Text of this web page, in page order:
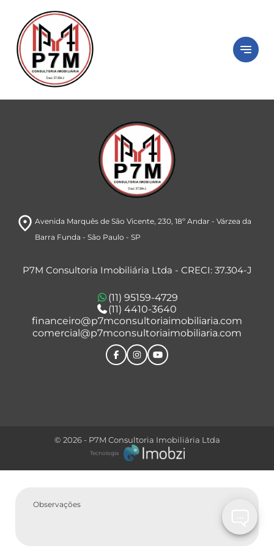
notes
room Avenida Marquês de São Vicente, 230, 18º Andar- Várzea da
Barra Funda - São Paulo - SP
P7M Consultoria Imobiliária Ltda - CRECI: 37.304-J
(11) 95159-4729
(11) 4410-3640
financeiro@p7mconsultoriaimobiliaria.com
comercial@p7mconsultoriaimobiliaria.com
© 2026 - P7M Consultoria Imobiliária Ltda
Tecnologia
Peça seu
imóvel
Está com dificuldade ou sem tempo?